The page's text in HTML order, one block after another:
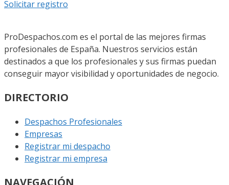
Solicitar registro
ProDespachos.com es el portal de las mejores firmas
profesionales de España. Nuestros servicios están
destinados a que los profesionales y sus firmas puedan
conseguir mayor visibilidad y oportunidades de negocio.
DIRECTORIO
Despachos Profesionales
Empresas
Registrar mi despacho
Registrar mi empresa